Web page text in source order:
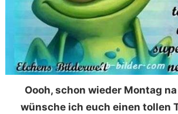
Oooh, schon wieder Montag
wünsche ich euch einen tollen